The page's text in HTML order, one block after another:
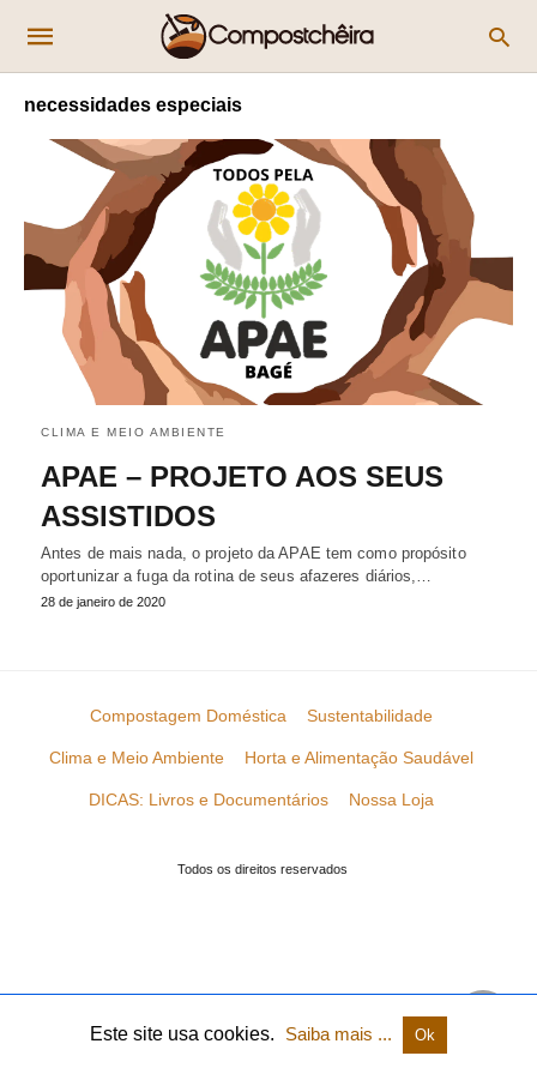
necessidades especiais
CLIMA E MEIO AMBIENTE
APAE – PROJETO AOS SEUS
ASSISTIDOS
Antes de mais nada, o projeto da APAE tem como propósito
oportunizar a fuga da rotina de seus afazeres diários,…
28 de janeiro de 2020
Compostagem Doméstica Sustentabilidade
Clima e Meio Ambiente Horta e Alimentação Saudável
DICAS: Livros e Documentários Nossa Loja
Todos os direitos reservados
Este site usa cookies. Saiba mais ... Ok